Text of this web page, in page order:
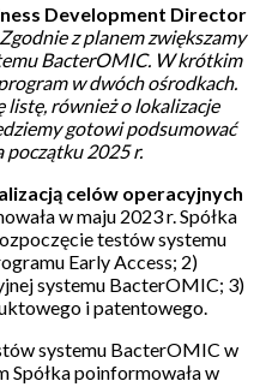
Development Director
Zgodnie z planem zwiększamy
BacterOMIC. W krótkim
w dwóch ośrodkach.
listę, również o lokalizacje
gotowi podsumować
początku 2025 r.
celów operacyjnych
w maju 2023 r. Spółka
testów systemu
Early Access; 2)
systemu BacterOMIC; 3)
i patentowego.
systemu BacterOMIC w
Spółka poinformowała w